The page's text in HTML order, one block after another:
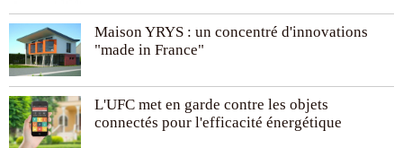
Maison YRYS : un concentré d'innovations
"made in France"
L'UFC met en garde contre les objets
connectés pour l'efficacité énergétique